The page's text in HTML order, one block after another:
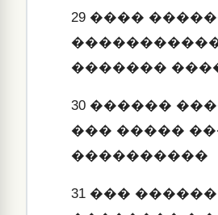
29 ����
�������
30 ������
��� �����
����������
31 ���